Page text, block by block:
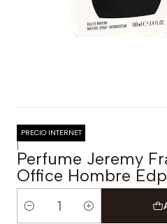
PRECIO INTERNET
|
Perfume Jeremy
Office Hombre
Cantidad